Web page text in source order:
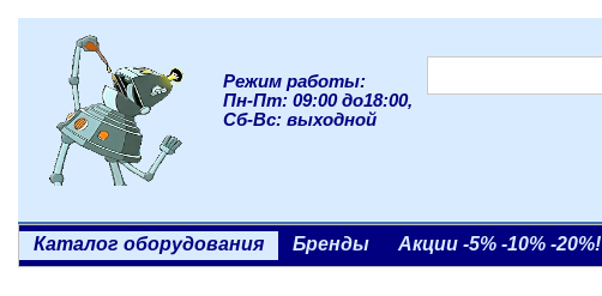
Режим работы:
Пн-Пт: 09:00 до18:00,
Сб-Вс: выходной
Каталог оборудования Бренды Акции -5% -10% -20%!